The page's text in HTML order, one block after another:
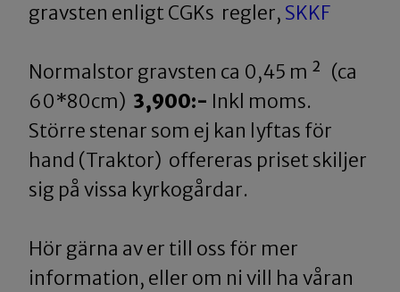
gravsten enligt CGKs regler, SKKF
Normalstor gravsten ca 0,45 m ² (ca
60*80cm) 3,900:- Inkl moms.
Större stenar som ej kan lyftas för
hand (Traktor) offereras priset skiljer
sig på vissa kyrkogårdar.
Hör gärna av er till oss för mer
information, eller om ni vill ha våran